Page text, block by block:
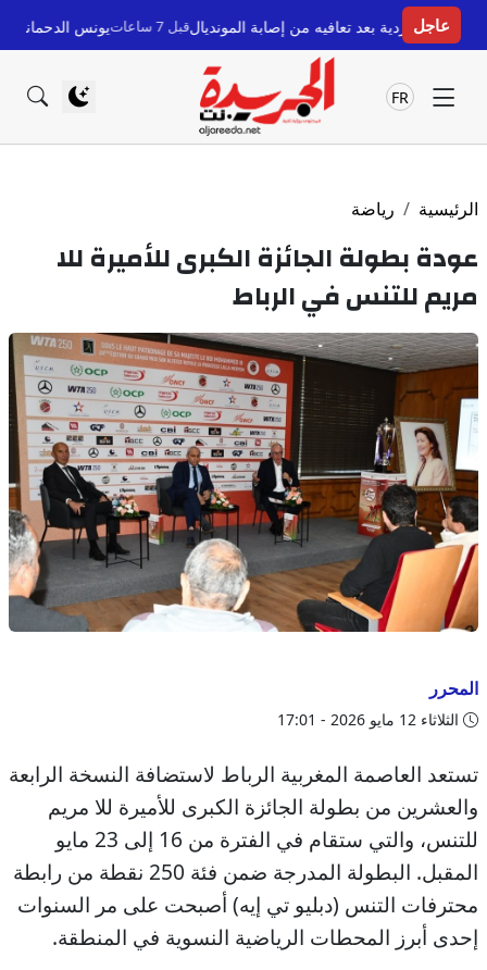
عاجل
تعافيه من إصابة المونديالقبل 7 ساعات يونس الدحماني يوجه رسالة وداع
FR
الرئيسية رياضة
عودة بطولة الجائزة الكبرى للأميرة للا
مريم للتنس في الرباط
المحرر
الثلاثاء 12 مايو 2026 - 17:01
تستعد العاصمة المغربية الرباط لاستضافة النسخة الرابعة
والعشرين من بطولة الجائزة الكبرى للأميرة للا مريم
للتنس، والتي ستقام في الفترة من 16 إلى 23 مايو
المقبل. البطولة المدرجة ضمن فئة 250 نقطة من رابطة
محترفات التنس (دبليو تي إيه) أصبحت على مر السنوات
إحدى أبرز المحطات الرياضية النسوية في المنطقة.